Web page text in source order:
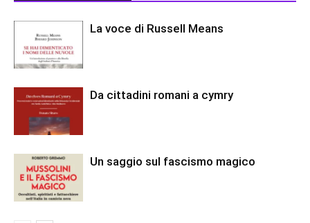
La voce di Russell Means
Da cittadini romani a cymry
Un saggio sul fascismo magico